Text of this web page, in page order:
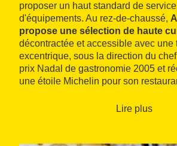
proposer un haut standard de
d'équipements. Au rez-de-chaussé,
propose une sélection de haute
décontractée et accessible avec une
excentrique, sous la direction du
prix Nadal de gastronomie 2005 et
une étoile Michelin pour son
Lire plus